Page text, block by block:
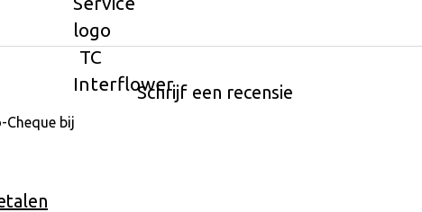
Schrijf een recensie